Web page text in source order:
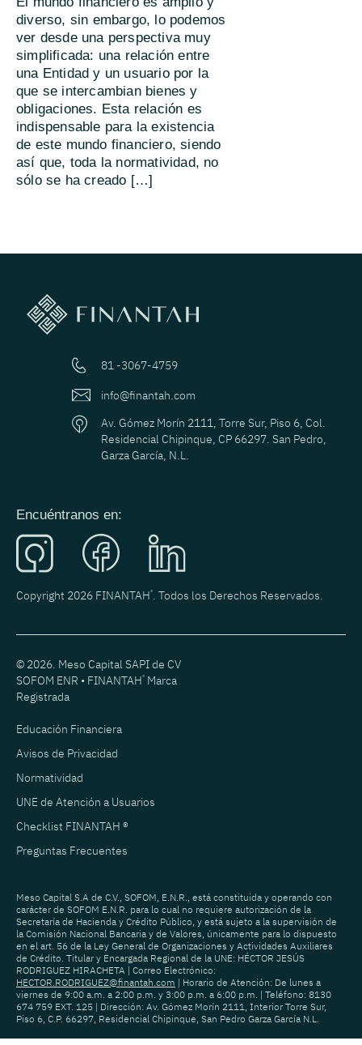
diverso, sin embargo, lo podemos
ver desde una perspectiva muy
simplificada: una relación entre
una Entidad y un usuario por la
que se intercambian bienes y
obligaciones. Esta relación es
indispensable para la existencia
de este mundo financiero, siendo
así que, toda la normatividad, no
sólo se ha creado […]
81 -3067-4759
info@finantah.com
Av. Gómez Morín 2111, Torre Sur, Piso 6, Col.
Residencial Chipinque, CP 66297. San Pedro,
Garza García, N.L.
Encuéntranos en:
Copyright 2026 FINANTAH®. Todos los Derechos Reservados.
© 2026. Meso Capital SAPI de CV
SOFOM ENR • FINANTAH® Marca
Registrada
Educación Financiera
Avisos de Privacidad
Normatividad
UNE de Atención a Usuarios
Checklist FINANTAH ®
Preguntas Frecuentes
Meso Capital S.A de C.V., SOFOM, E.N.R., está constituida y operando con
carácter de SOFOM E.N.R. para lo cual no requiere autorización de la
Secretaría de Hacienda y Crédito Público, y está sujeto a la supervisión de
la Comisión Nacional Bancaria y de Valores, únicamente para lo dispuesto
en el art. 56 de la Ley General de Organizaciones y Actividades Auxiliares
de Crédito. Titular y Encargada Regional de la UNE: HÉCTOR JESÚS
RODRIGUEZ HIRACHETA | Correo Electrónico:
HECTOR.RODRIGUEZ@finantah.com | Horario de Atención: De lunes a
viernes de 9:00 a.m. a 2:00 p.m. y 3:00 p.m. a 6:00 p.m. | Teléfono: 8130
674 759 EXT. 125 | Dirección: Av. Gómez Morín 2111, Interior Torre Sur,
Piso 6, C.P. 66297, Residencial Chipinque, San Pedro Garza García N.L.